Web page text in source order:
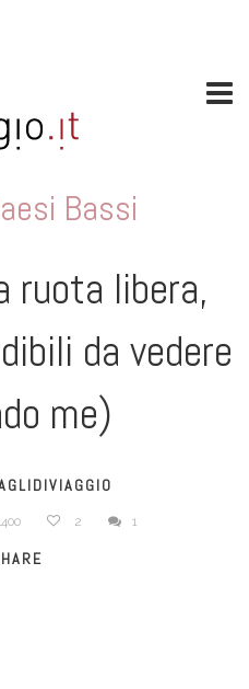
Bassi
ruota libera,
da vedere
me)
2 1